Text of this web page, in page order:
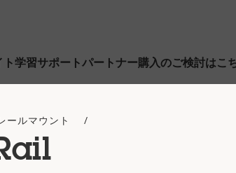
学習サポートパートナー購入のご検討はこ
ールマウント